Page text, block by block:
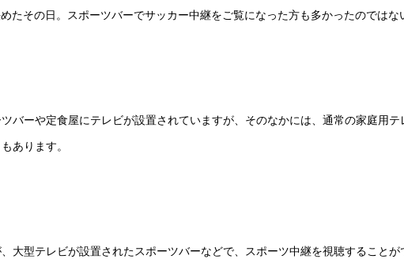
たその日。スポーツバーでサッカー中継をご覧になった方も多かったのではな
バーや定食屋にテレビが設置されていますが、そのなかには、通常の家庭用
あります。
大型テレビが設置されたスポーツバーなどで、スポーツ中継を視聴することが